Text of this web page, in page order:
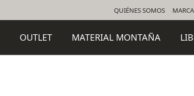
QUIÉNES SOMOS
OUTLET MATERIAL MONTAÑA